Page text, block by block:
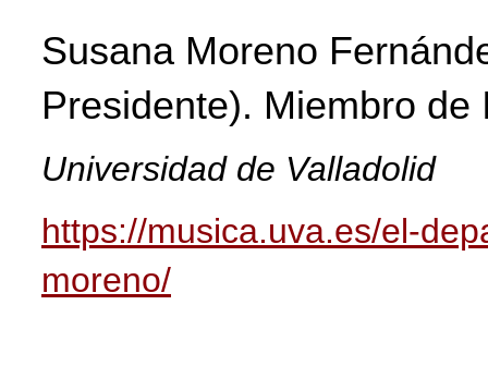
Susana Moreno
Presidente). Miembro de
Universidad de Valladolid
https://musica.uva.es/el-
moreno/